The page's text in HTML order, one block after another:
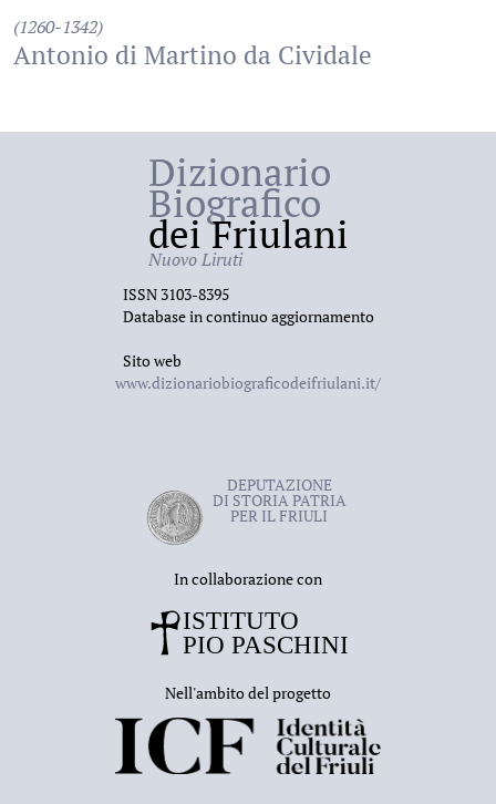
(1260-1342)
Antonio di Martino da Cividale
Dizionario
Biografico
dei Friulani
Nuovo Liruti
ISSN 3103-8395
Database in continuo aggiornamento
Sito web
www.dizionariobiograficodeifriulani.it/
DEPUTAZIONE
DI STORIA PATRIA
PER IL FRIULI
In collaborazione con
Nell'ambito del progetto